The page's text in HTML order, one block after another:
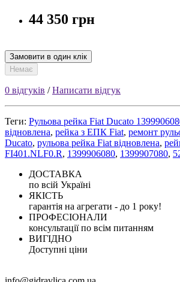
44 350 грн
Замовити в один клік
Немає
0 відгуків /Написати відгук
Теги: Рульова рейка Fiat Ducato
відновлена, рейка з ЕПК Fiat, ремонт
Ducato, рульова рейка Fiat відновлена,
FI401.NLF0.R, 1399906080, 1399907080,
ДОСТАВКА
по всій Україні
ЯКІСТЬ
гарантія на агрегати - до 1 року!
ПРОФЕСІОНАЛИ
консультації по всім питанням
ВИГІДНО
Доступні ціни